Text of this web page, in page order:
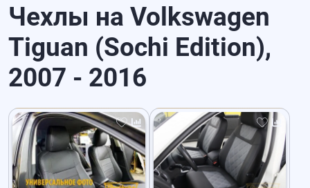
Чехлы на Volkswagen
Tiguan (Sochi Edition),
2007 - 2016